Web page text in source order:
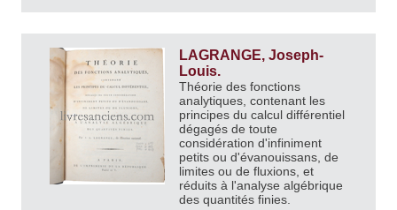
LAGRANGE, Joseph-
Louis.
Théorie des fonctions
analytiques, contenant les
principes du calcul différentiel
dégagés de toute
considération d'infiniment
petits ou d'évanouissans, de
limites ou de fluxions, et
réduits à l'analyse algébrique
des quantités finies.